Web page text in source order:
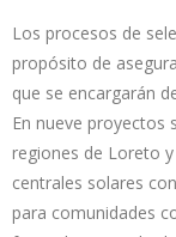
Los procesos de
propósito de
que se encargarán
En nueve proyectos
regiones de Loreto
centrales solares
para comunidades